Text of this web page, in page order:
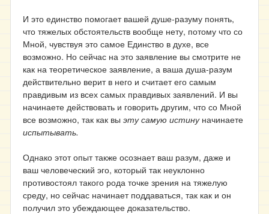
И это единство помогает вашей душе-разуму понять,
что тяжелых обстоятельств вообще нету, потому что со
Мной, чувствуя это самое Единство в духе, все
возможно. Но сейчас на это заявление вы смотрите не
как на теоретическое заявление, а ваша душа-разум
действительно верит в него и считает его самым
правдивым из всех самых правдивых заявлений. И вы
начинаете действовать и говорить другим, что со Мной
все возможно, так как вы эту самую истину начинаете
испытывать.
Однако этот опыт также осознает ваш разум, даже и
ваш человеческий эго, который так неуклонно
противостоял такого рода точке зрения на тяжелую
среду, но сейчас начинает поддаваться, так как и он
получил это убеждающее доказательство.